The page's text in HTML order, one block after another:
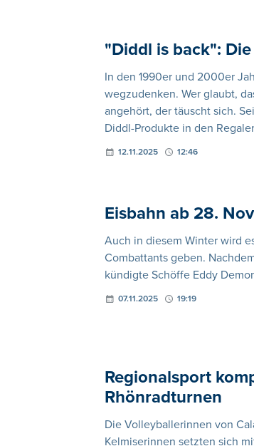
"Diddl is back":
In den 1990er und 2000er
wegzudenken. Wer glaubt,
angehört, der täuscht sich.
Diddl-Produkte in den
12.11.2025 12:46
Eisbahn ab 28.
Auch in diesem Winter wird
Combattants geben.
kündigte Schöffe Eddy
07.11.2025 19:19
Regionalsport
Rhönradturnen
Die Volleyballerinnen von
Kelmiserinnen setzten sich